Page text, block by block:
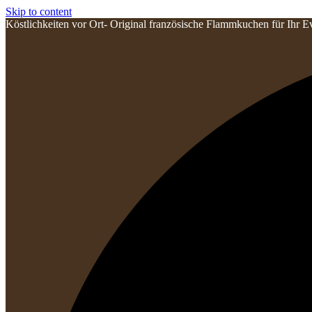
Skip to content
Köstlichkeiten vor Ort- Original französische Flammkuchen für Ihr